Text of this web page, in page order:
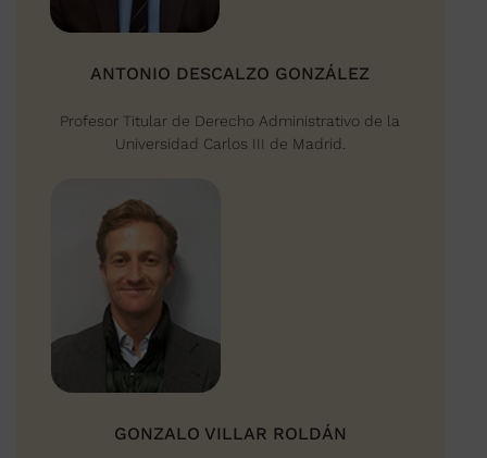
ANTONIO DESCALZO GONZÁLEZ
Profesor Titular de Derecho Administrativo de la
Universidad Carlos III de Madrid.
GONZALO VILLAR ROLDÁN